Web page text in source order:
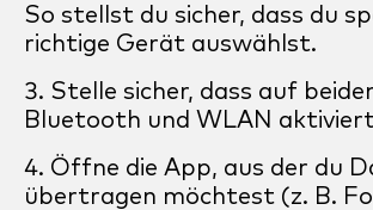
So stellst du sicher, dass du
richtige Gerät auswählst.
Stelle sicher, dass auf
Bluetooth und WLAN
Öffne die App, aus der du
übertragen möchtest (z. B.